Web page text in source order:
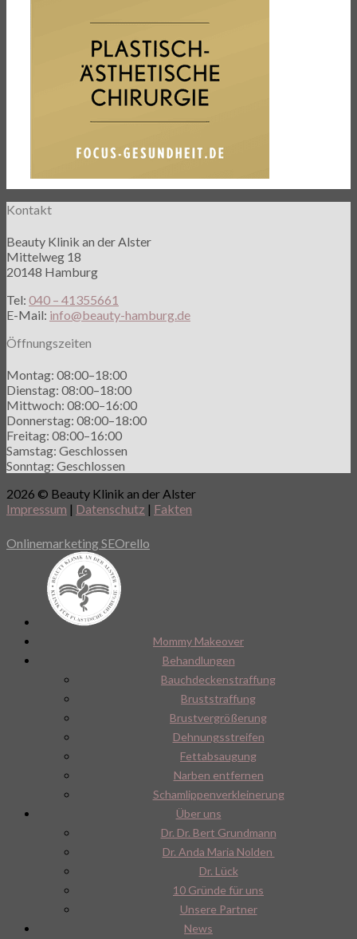
Kontakt
Beauty Klinik an der Alster
Mittelweg 18
20148 Hamburg
Tel: 040 – 41355661
E-Mail: info@beauty-hamburg.de
Öffnungszeiten
Montag: 08:00–18:00
Dienstag: 08:00–18:00
Mittwoch: 08:00–16:00
Donnerstag: 08:00–18:00
Freitag: 08:00–16:00
Samstag: Geschlossen
Sonntag: Geschlossen
2026 © Beauty Klinik an der Alster
Impressum | Datenschutz | Fakten
Onlinemarketing SEOrello
Mommy Makeover
Behandlungen
Bauchdeckenstraffung
Bruststraffung
Brustvergrößerung
Dehnungsstreifen
Fettabsaugung
Narben entfernen
Schamlippenverkleinerung
Über uns
Dr. Dr. Bert Grundmann
Dr. Anda Maria Nolden
Dr. Lück
10 Gründe für uns
Unsere Partner
News